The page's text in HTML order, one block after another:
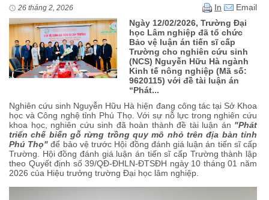
26 tháng 2, 2026 In
Email
Ngày 12/02/2026, Trường Đại
học Lâm nghiệp đã tổ chức
Bảo vệ luận án tiến sĩ cấp
Trường cho nghiên cứu sinh
(NCS) Nguyễn Hữu Hà ngành
Kinh tế nông nghiệp (Mã số:
9620115) với đề tài luận án
“Phát...
Nghiên cứu sinh Nguyễn Hữu Hà hiện đang công tác tại Sở Khoa
học và Công nghệ tỉnh Phú Thọ. Với sự nỗ lực trong nghiên cứu
khoa học, nghiên cứu sinh đã hoàn thành đề tài luận án "Phát
triển chế biến gỗ rừng trồng quy mô nhỏ trên địa bàn tỉnh
Phú Thọ" để bảo vệ trước Hội đồng đánh giá luận án tiến sĩ cấp
Trường. Hội đồng đánh giá luận án tiến sĩ cấp Trường thành lập
theo Quyết định số 39/QĐ-ĐHLN-ĐTSĐH ngày 10 tháng 01 năm
2026 của Hiệu trưởng trường Đại học lâm nghiệp.